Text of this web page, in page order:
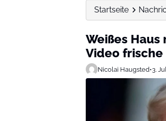
Startseite
Weißes
Video
Nicolai Haugsted•3.